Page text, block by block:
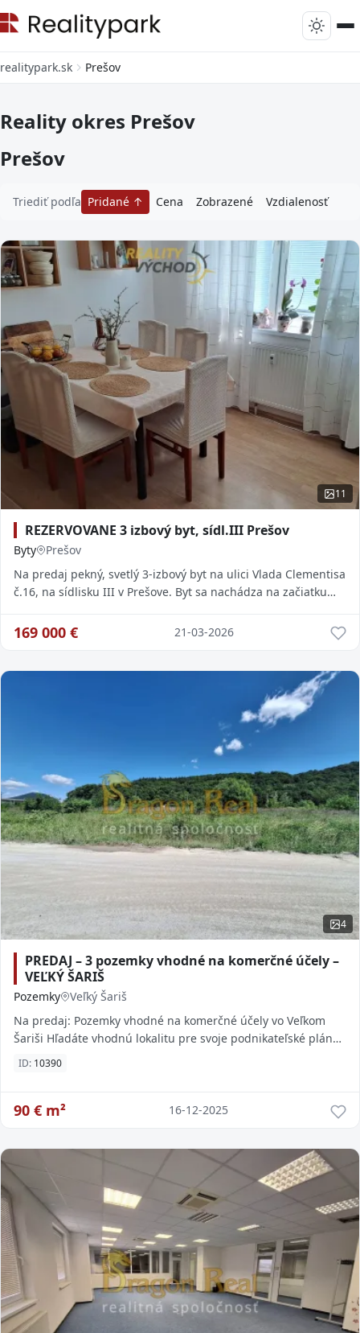
realitypark.sk Prešov
Reality okres Prešov
Prešov
Triediť podľa Pridané Cena Zobrazené Vzdialenosť
11
REZERVOVANE 3 izbový byt, sídl.III Prešov
Byty
Prešov
Na predaj pekný, svetlý 3-izbový byt na ulici Vlada Clementisa
č.16, na sídlisku III v Prešove. Byt sa nachádza na začiatku
169 000 € 21-03-2026
4
PREDAJ – 3 pozemky vhodné na komerčné účely –
VEĽKÝ ŠARIŠ
Pozemky
Veľký Šariš
Na predaj: Pozemky vhodné na komerčné účely vo Veľkom
Šariši Hľadáte vhodnú lokalitu pre svoje podnikateľské plány?
Vo Veľkom Šariši ponúkame na pred
ID: 10390
90 € m² 16-12-2025